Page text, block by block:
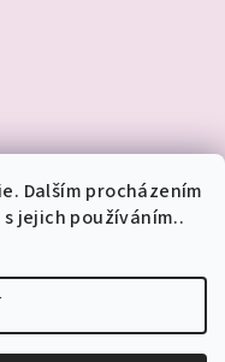
Dalším procházením
jejich používáním..
. Všechna práva
cookies